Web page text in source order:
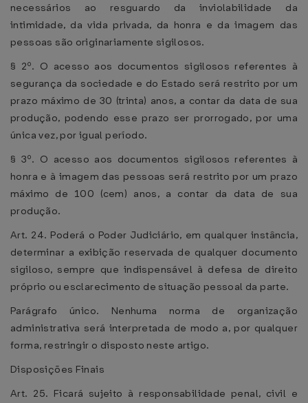
necessários ao resguardo da inviolabilidade da
intimidade, da vida privada, da honra e da imagem das
pessoas são originariamente sigilosos.
§ 2º. O acesso aos documentos sigilosos referentes à
segurança da sociedade e do Estado será restrito por um
prazo máximo de 30 (trinta) anos, a contar da data de sua
produção, podendo esse prazo ser prorrogado, por uma
única vez, por igual período.
§ 3º. O acesso aos documentos sigilosos referentes à
honra e à imagem das pessoas será restrito por um prazo
máximo de 100 (cem) anos, a contar da data de sua
produção.
Art. 24. Poderá o Poder Judiciário, em qualquer instância,
determinar a exibição reservada de qualquer documento
sigiloso, sempre que indispensável à defesa de direito
próprio ou esclarecimento de situação pessoal da parte.
Parágrafo único. Nenhuma norma de organização
administrativa será interpretada de modo a, por qualquer
forma, restringir o disposto neste artigo.
Disposições Finais
Art. 25. Ficará sujeito à responsabilidade penal, civil e